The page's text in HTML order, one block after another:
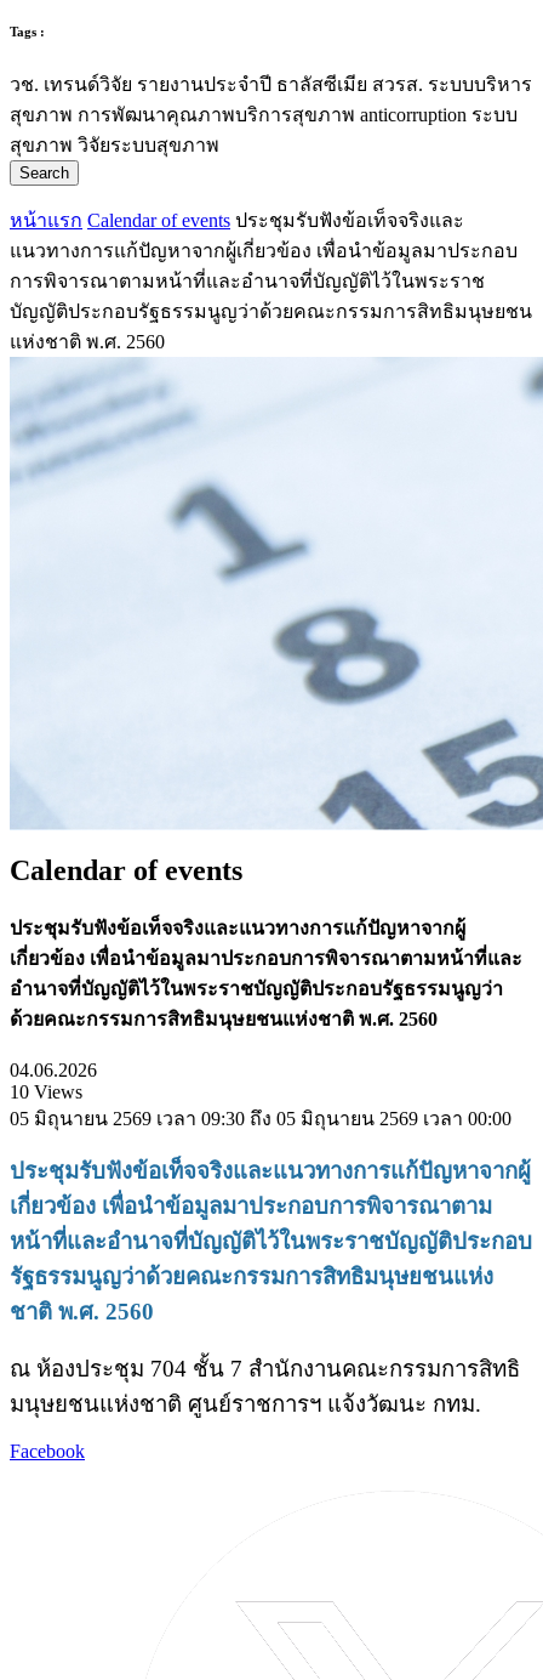
Tags :
วช. เทรนด์วิจัย รายงานประจำปี ธาลัสซีเมีย สวรส. ระบบบริหาร
สุขภาพ การพัฒนาคุณภาพบริการสุขภาพ anticorruption ระบบ
สุขภาพ วิจัยระบบสุขภาพ
Search
หน้าแรก Calendar of events ประชุมรับฟังข้อเท็จจริงและ
แนวทางการแก้ปัญหาจากผู้เกี่ยวข้อง เพื่อนำข้อมูลมาประกอบ
การพิจารณาตามหน้าที่และอำนาจที่บัญญัติไว้ในพระราช
บัญญัติประกอบรัฐธรรมนูญว่าด้วยคณะกรรมการสิทธิมนุษยชน
แห่งชาติ พ.ศ. 2560
Calendar of events
ประชุมรับฟังข้อเท็จจริงและแนวทางการแก้ปัญหาจากผู้
เกี่ยวข้อง เพื่อนำข้อมูลมาประกอบการพิจารณาตามหน้าที่และ
อำนาจที่บัญญัติไว้ในพระราชบัญญัติประกอบรัฐธรรมนูญว่า
ด้วยคณะกรรมการสิทธิมนุษยชนแห่งชาติ พ.ศ. 2560
04.06.2026
10 Views
05 มิถุนายน 2569 เวลา 09:30 ถึง 05 มิถุนายน 2569 เวลา 00:00
ประชุมรับฟังข้อเท็จจริงและแนวทางการแก้ปัญหาจากผู้
เกี่ยวข้อง เพื่อนำข้อมูลมาประกอบการพิจารณาตาม
หน้าที่และอำนาจที่บัญญัติไว้ในพระราชบัญญัติประกอบ
รัฐธรรมนูญว่าด้วยคณะกรรมการสิทธิมนุษยชนแห่ง
ชาติ พ.ศ. 2560
ณ ห้องประชุม 704 ชั้น 7 สำนักงานคณะกรรมการสิทธิ
มนุษยชนแห่งชาติ ศูนย์ราชการฯ แจ้งวัฒนะ กทม.
Facebook